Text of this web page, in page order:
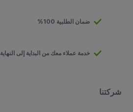
ضمان الطلبية 100%
خدمة عملاء معك من البداية إلى النهاية
شركتنا